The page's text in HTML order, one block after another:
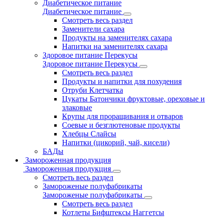
Диабетическое питание
Диабетическое питание
Смотреть весь раздел
Заменители сахара
Продукты на заменителях сахара
Напитки на заменителях сахара
Здоровое питание Перекусы
Здоровое питание Перекусы
Смотреть весь раздел
Продукты и напитки для похудения
Отруби Клетчатка
Цукаты Батончики фруктовые, ореховые и
злаковые
Крупы для проращивания и отваров
Соевые и безглютеновые продукты
Хлебцы Слайсы
Напитки (цикорий, чай, кисели)
БАДы
Замороженная продукция
Замороженная продукция
Смотреть весь раздел
Замороженые полуфабрикаты
Замороженые полуфабрикаты
Смотреть весь раздел
Котлеты Бифштексы Наггетсы